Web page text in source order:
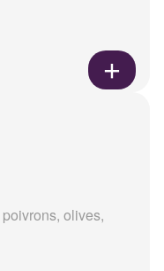
olives,